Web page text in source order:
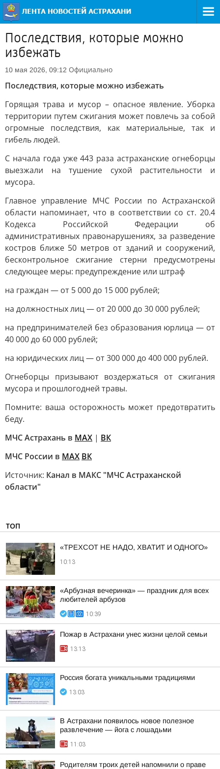
Последствия, которые можно
избежать
10 мая 2026, 09:12 Официально
Последствия, которые можно избежать
Горящая трава и мусор – опасное явление. Уборка
территории путем сжигания может повлечь за собой
огромные последствия, как материальные, так и
гибель людей.
С начала года уже 443 раза астраханские огнеборцы
выезжали на тушение сухой растительности и
мусора.
Главное управление МЧС России по Астраханской
области напоминает, что в соответствии со ст. 20.4
Кодекса Российской Федерации об
административных правонарушениях, за разведение
костров ближе 50 метров от зданий и сооружений,
бесконтрольное сжигание стерни предусмотрены
следующее меры: предупреждение или штраф
на граждан — от 5 000 до 15 000 рублей;
на должностных лиц — от 20 000 до 30 000 рублей;
на предпринимателей без образования юрлица — от
40 000 до 60 000 рублей;
на юридических лиц — от 300 000 до 400 000 рублей.
Огнеборцы призывают воздержаться от сжигания
мусора и прошлогодней травы.
Помните: ваша осторожность может предотвратить
беду.
МЧС Астрахань в MAX | ВК
МЧС России в MAX ВК
Источник: Канал в МАКС "МЧС Астраханской
области"
ТОП
«ТРЕХСОТ НЕ НАДО, ХВАТИТ И ОДНОГО»
10:13
«Арбузная вечеринка» — праздник для всех
любителей арбузов
10:39
Пожар в Астрахани унес жизни целой семьи
13:13
Россия богата уникальными традициями
13:03
В Астрахани появилось новое полезное
развлечение — йога с лошадьми
11:03
Родителям троих детей напомнили о праве